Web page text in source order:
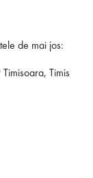
de mai jos:
Timis